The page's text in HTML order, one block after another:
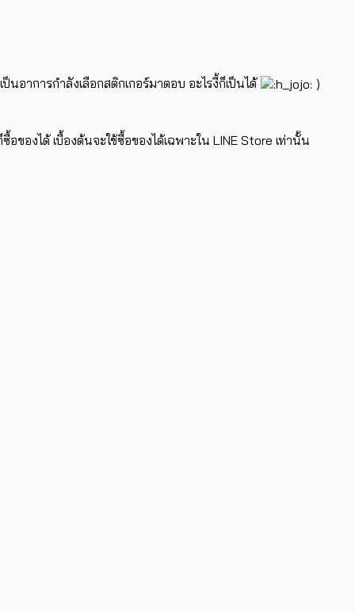
อาการกำลังเลือกสติกเกอร์มาตอบ อะไรงี้ก็เป็นได้ )
ของได้ เบื้องต้นจะใช้ซื้อของได้เฉพาะใน LINE Store เท่านั้น